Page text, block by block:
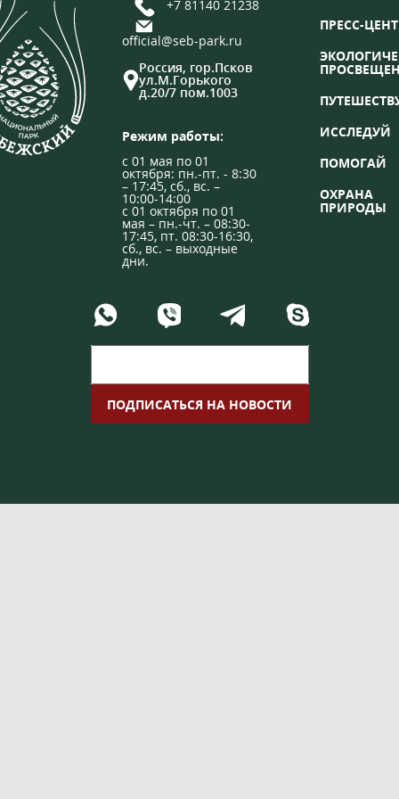
+7 81140 21238
official@seb-park.ru
Россия, гор.Псков
ул.М.Горького
д.20/7 пом.1003
Режим работы:
с 01 мая по 01
октября: пн.-пт. - 8:30
– 17:45, сб., вс. –
10:00-14:00
с 01 октября по 01
мая – пн.-чт. – 08:30-
17:45, пт. 08:30-16:30,
сб., вс. – выходные
дни.
ПРЕСС-
ИССЛЕДУЙ
ПОМОГАЙ
ОХРАНА
ПРИРОДЫ